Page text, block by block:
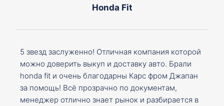
Honda Fit
5 звезд заслуженно! Отличная компания которой
можно доверить выкуп и доставку авто. Брали
honda fit и очень благодарны Карс фром Джапан
за помощь! Всё прозрачно по документам,
менеджер отлично знает рынок и разбирается в